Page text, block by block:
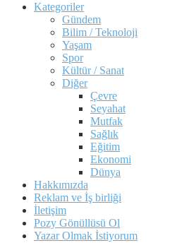
Kategoriler
Gündem
Bilim / Teknoloji
Yaşam
Spor
Kültür / Sanat
Diğer
Çevre
Seyahat
Mutfak
Sağlık
Eğitim
Ekonomi
Dünya
Hakkımızda
Reklam ve İş birliği
İletişim
Pozy Gönüllüsü Ol
Yazar Olmak İstiyorum